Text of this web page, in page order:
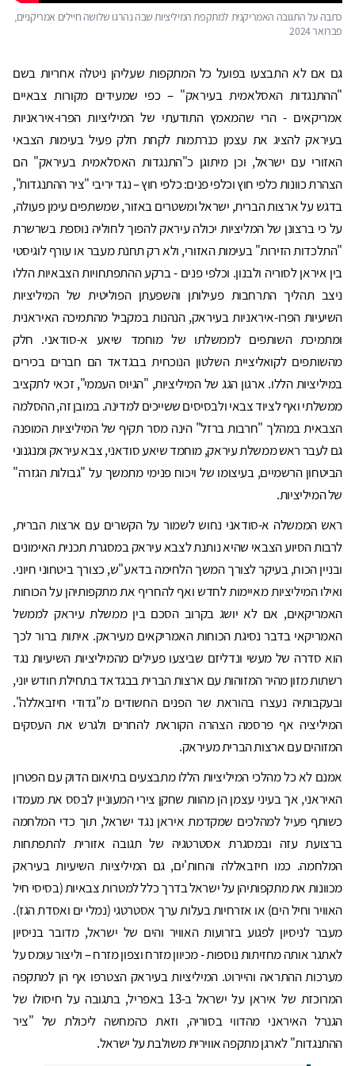
כתבה על התגובה האמריקנית למתקפת המיליציות שבה נהרגו שלושה חיילים אמריקניים,
פברואר 2024
גם אם לא התבצעו בפועל כל המתקפות שעליהן ניטלה אחריות בשם
"ההתנגדות האסלאמית בעיראק" – כפי שמעידים מקורות צבאיים
אמריקאים - הרי שהמאמץ התודעתי של המיליציות הפרו-איראניות
בעיראק להציג את עצמן כנרתמות לקחת חלק פעיל בעימות הצבאי
האזורי עם ישראל, וכן מיתוגן כ"התנגדות האסלאמית בעיראק" הם
הצהרת כוונות כלפי חוץ וכלפי פנים: כלפי חוץ – נגד יריבי "ציר ההתנגדות",
בדגש על ארצות הברית, ישראל ומשטרים באזור, שמשתפים עימן פעולה,
על כי ברצונן של המליציות יכולה עיראק להפוך לחוליה נוספת בשרשרת
"התלכדות הזירות" בעימות האזורי, ולא רק תחנת מעבר או עורף לוגיסטי
בין איראן לסוריה ולבנון. וכלפי פנים - ברקע ההתפתחויות הצבאיות הללו
ניצב תהליך התרחבות פעילותן והשפעתן הפוליטית של המיליציות
השיעיות הפרו-איראניות בעיראק, הנהנות במקביל מהתמיכה האיראנית
ומתמיכת השותפים לממשלתו של מוחמד שיאע א-סודאני. חלק
מהשותפים לקואליציית השלטון הנוכחית בבגדאד הם חברים בכירים
במיליציות הללו. ארגון הגג של המיליציות, "הגיוס העממי", זכאי לתקציב
ממשלתי ואף לציוד צבאי ולבסיסים ששייכים למדינה. במובן זה, ההסלמה
הצבאית במהלך "חרבות ברזל" הינה מסר תקיף של המיליציות המופנה
גם לעבר ראש ממשלת עיראק, מוחמד שיאע סודאני, צבא עיראק ומנגנוני
הביטחון הרשמיים, בעיצומו של ויכוח פנימי מתמשך על "גבולות הגזרה"
של המיליציות.
ראש הממשלה א-סודאני נחוש לשמור על הקשרים עם ארצות הברית,
לרבות הסיוע הצבאי שהיא נותנת לצבא עיראק במסגרת תכנית האימונים
ובניין הכוח, בעיקר לצורך המשך הלחימה בדאע"ש, כצורך ביטחוני חיוני.
ואילו המיליציות מאיימות לחדש ואף להחריף את מתקפותיהן על הכוחות
האמריקאים, אם לא יושג בקרוב הסכם בין ממשלת עיראק לממשל
האמריקאי בדבר נסיגת הכוחות האמריקאים מעיראק. איתות ברור לכך
הוא סדרה של מעשי ונדליזם שביצעו פעילים מהמיליציות השיעיות נגד
רשתות מזון מהיר המזוהות עם ארצות הברית בבגדאד בתחילת חודש יוני,
ובעקבותיה נעצרו בהוראת שר הפנים החשודים מ"גדודי חיזבאללה".
המיליציה אף פרסמה הצהרה הקוראת להחרים ולגרש את העסקים
המזוהים עם ארצות הברית מעיראק.
אמנם לא כל מהלכי המיליציות הללו מתבצעים בתיאום הדוק עם הפטרון
האיראני, אך בעיני עצמן הן מהוות שחקן צירי המעוניין לבסס את מעמדו
כשותף פעיל למהלכים שמקדמת איראן נגד ישראל, תוך כדי המלחמה
ברצועת עזה ובמסגרת אסטרטגיה של תגובה אזורית להתפתחות
המלחמה. כמו חיזבאללה והחות'ים, גם המיליציות השיעיות בעיראק
מכוונות את מתקפותיהן על ישראל בדרך כלל למטרות צבאיות (בסיסי חיל
האוויר וחיל הים) או אזרחיות בעלות ערך אסטרטגי (נמלי ים ואסדת הגז).
מעבר לניסיון לפגוע בזרועות האוויר והים של ישראל, מדובר בניסיון
לאתגר אותה מחזיתות נוספות - מכיוון מזרח וצפון מזרח – וליצור עומס על
מערכות ההתראה והיירוט. המיליציות בעיראק הצטרפו אף הן למתקפה
המרוכזת של איראן על ישראל ב-13 באפריל, בתגובה על חיסולו של
הגנרל האיראני מהדווי בסוריה, וזאת כהמחשה ליכולת של "ציר
ההתנגדות" לארגן מתקפה אווירית משולבת על ישראל.